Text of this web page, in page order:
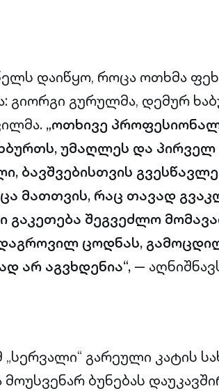
დაიწყო, როცა ოთხმა
გიორგი გურულმა, დემურ
„ოთხივე
უმაღლეს და
ბავშვებისთვის
მათთვის, რაც თავად
გაკეთება შეგვეძლო
ცოდნას,
არ აგვხდენია“, —
გარეული კატის
ბუნებას